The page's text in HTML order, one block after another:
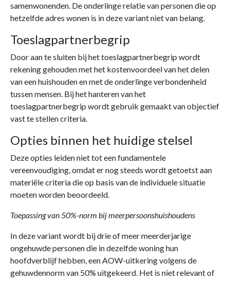
samenwonenden. De onderlinge relatie van personen die op
hetzelfde adres wonen is in deze variant niet van belang.
Toeslagpartnerbegrip
Door aan te sluiten bij het toeslagpartnerbegrip wordt
rekening gehouden met het kostenvoordeel van het delen
van een huishouden en met de onderlinge verbondenheid
tussen mensen. Bij het hanteren van het
toeslagpartnerbegrip wordt gebruik gemaakt van objectief
vast te stellen criteria.
Opties binnen het huidige stelsel
Deze opties leiden niet tot een fundamentele
vereenvoudiging, omdat er nog steeds wordt getoetst aan
materiële criteria die op basis van de individuele situatie
moeten worden beoordeeld.
Toepassing van 50%-norm bij meerpersoonshuishoudens
In deze variant wordt bij drie of meer meerderjarige
ongehuwde personen die in dezelfde woning hun
hoofdverblijf hebben, een AOW-uitkering volgens de
gehuwdennorm van 50% uitgekeerd. Het is niet relevant of